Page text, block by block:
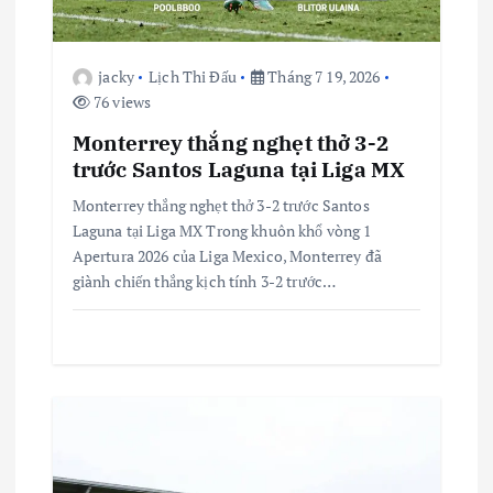
jacky Lịch Thi Đấu
Tháng 7 19, 2026
76 views
Monterrey thắng nghẹt thở 3-2
trước Santos Laguna tại Liga MX
Monterrey thắng nghẹt thở 3-2 trước Santos
Laguna tại Liga MX Trong khuôn khổ vòng 1
Apertura 2026 của Liga Mexico, Monterrey đã
giành chiến thắng kịch tính 3-2 trước…